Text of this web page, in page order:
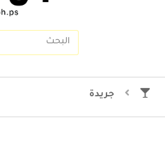
جريدة